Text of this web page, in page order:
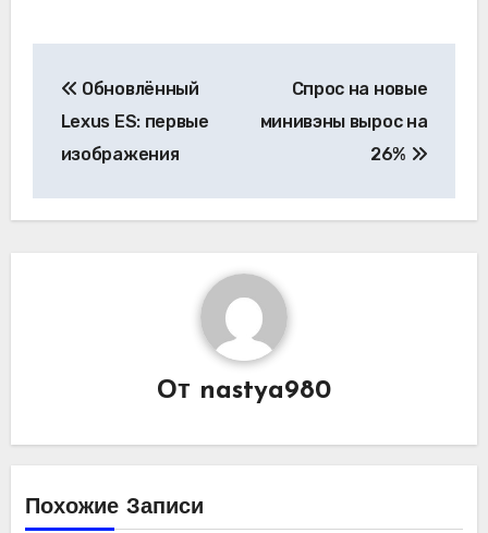
по
записям
Обновлённый
Lexus ES: первые
изображения
Спрос на новые
минивэны вырос на
26%
От nastya980
Похожие Записи